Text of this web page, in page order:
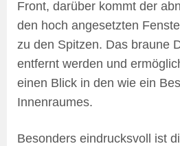
Front, darüber kommt der
den hoch angesetzten
zu den Spitzen. Das braune
entfernt werden und
einen Blick in den wie ein
Innenraumes.
Besonders eindrucksvoll ist